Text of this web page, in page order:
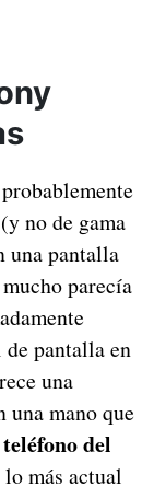
no de gama
una pantalla
parecía
pantalla en
una
mano que
del
más actual